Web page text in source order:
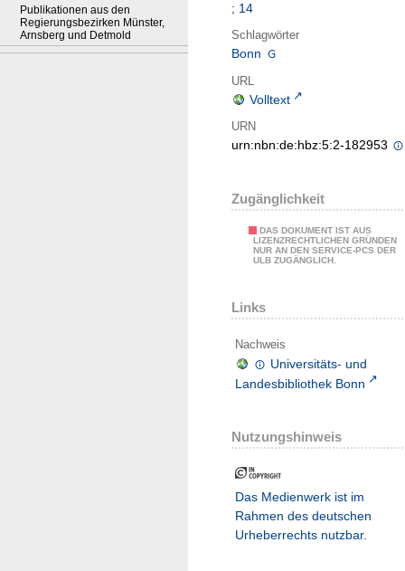
Publikationen aus den
Regierungsbezirken Münster,
Arnsberg und Detmold
; 14
Schlagwörter
Bonn
URL
Volltext
URN
urn:nbn:de:hbz:5:2-182953
Zugänglichkeit
DAS DOKUMENT IST AUS
LIZENZRECHTLICHEN GRÜNDEN
NUR AN DEN SERVICE-PCS DER
ULB ZUGÄNGLICH.
Links
Nachweis
Universitäts- und
Landesbibliothek Bonn
Nutzungshinweis
Das Medienwerk ist im
Rahmen des deutschen
Urheberrechts nutzbar.